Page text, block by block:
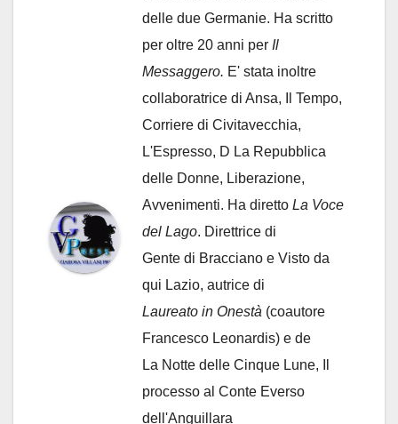
delle due Germanie. Ha scritto
per oltre 20 anni per Il
Messaggero. E' stata inoltre
collaboratrice di Ansa, Il Tempo,
Corriere di Civitavecchia,
L'Espresso, D La Repubblica
delle Donne, Liberazione,
Avvenimenti. Ha diretto La Voce
del Lago. Direttrice di
Gente di Bracciano e Visto da
qui Lazio, autrice di
Laureato in Onestà (coautore
Francesco Leonardis) e de
La Notte delle Cinque Lune, Il
processo al Conte Everso
dell'Anguillara